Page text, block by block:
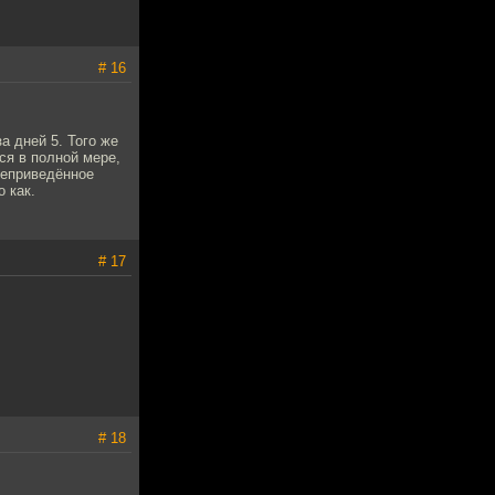
# 16
дней 5. Того же
в полной мере,
как.
# 17
# 18